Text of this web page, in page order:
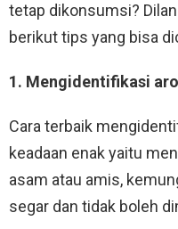
tetap dikonsumsi?
berikut tips yang bisa
1. Mengidentifikasi
Cara terbaik
keadaan enak yaitu
asam atau amis,
segar dan tidak boleh